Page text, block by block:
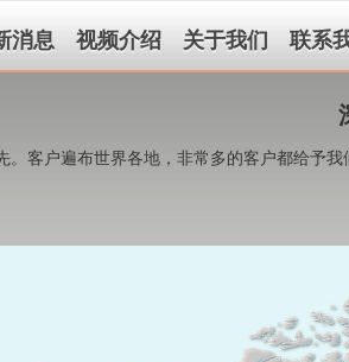
消息 视频介绍 关于我们 联系
客户遍布世界各地，非常多的客户都给予我